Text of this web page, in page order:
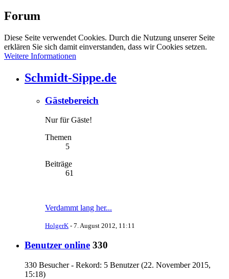
Forum
Diese Seite verwendet Cookies. Durch die Nutzung unserer Seite
erklären Sie sich damit einverstanden, dass wir Cookies setzen.
Weitere Informationen
Schmidt-Sippe.de
Gästebereich
Nur für Gäste!
Themen
5
Beiträge
61
Verdammt lang her...
HolgerK - 7. August 2012, 11:11
Benutzer online 330
330 Besucher - Rekord: 5 Benutzer (22. November 2015,
15:18)